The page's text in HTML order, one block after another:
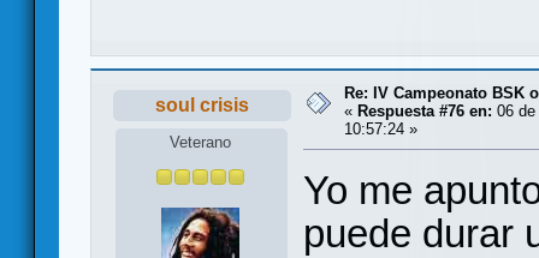
soul crisis
Veterano
Re: IV Campeonato BSK
« Respuesta #76 en: 06 de
10:57:24 »
Yo me
puede durar